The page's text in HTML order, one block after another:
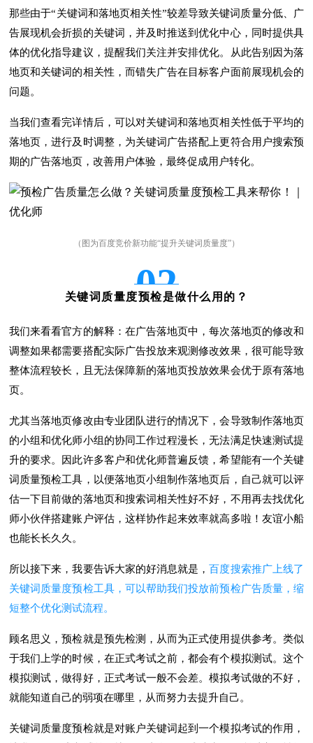
那些由于“关键词和落地页相关性”较差导致关键词质量分低、广
告展现机会折损的关键词，并及时推送到优化中心，同时提供具
体的优化指导建议，提醒我们关注并安排优化。从此告别因为落
地页和关键词的相关性，而错失广告在目标客户面前展现机会的
问题。
当我们查看完详情后，可以对关键词和落地页相关性低于平均的
落地页，进行及时调整，为关键词广告搭配上更符合用户搜索预
期的广告落地页，改善用户体验，最终促成用户转化。
（图为百度竞价新功能“提升关键词质量度”）
02
关键词质量度预检是做什么用的？
我们来看看官方的解释：在广告落地页中，每次落地页的修改和
调整如果都需要搭配实际广告投放来观测修改效果，很可能导致
整体流程较长，且无法保障新的落地页投放效果会优于原有落地
页。
尤其当落地页修改由专业团队进行的情况下，会导致制作落地页
的小组和优化师小组的协同工作过程漫长，无法满足快速测试提
升的要求。因此许多客户和优化师普遍反馈，希望能有一个关键
词质量预检工具，以便落地页小组制作落地页后，自己就可以评
估一下目前做的落地页和搜索词相关性好不好，不用再去找优化
师小伙伴搭建账户评估，这样协作起来效率就高多啦！友谊小船
也能长长久久。
所以接下来，我要告诉大家的好消息就是，百度搜索推广上线了
关键词质量度预检工具，可以帮助我们投放前预检广告质量，缩
短整个优化测试流程。
顾名思义，预检就是预先检测，从而为正式使用提供参考。类似
于我们上学的时候，在正式考试之前，都会有个模拟测试。这个
模拟测试，做得好，正式考试一般不会差。模拟考试做的不好，
就能知道自己的弱项在哪里，从而努力去提升自己。
关键词质量度预检就是对账户关键词起到一个模拟考试的作用，